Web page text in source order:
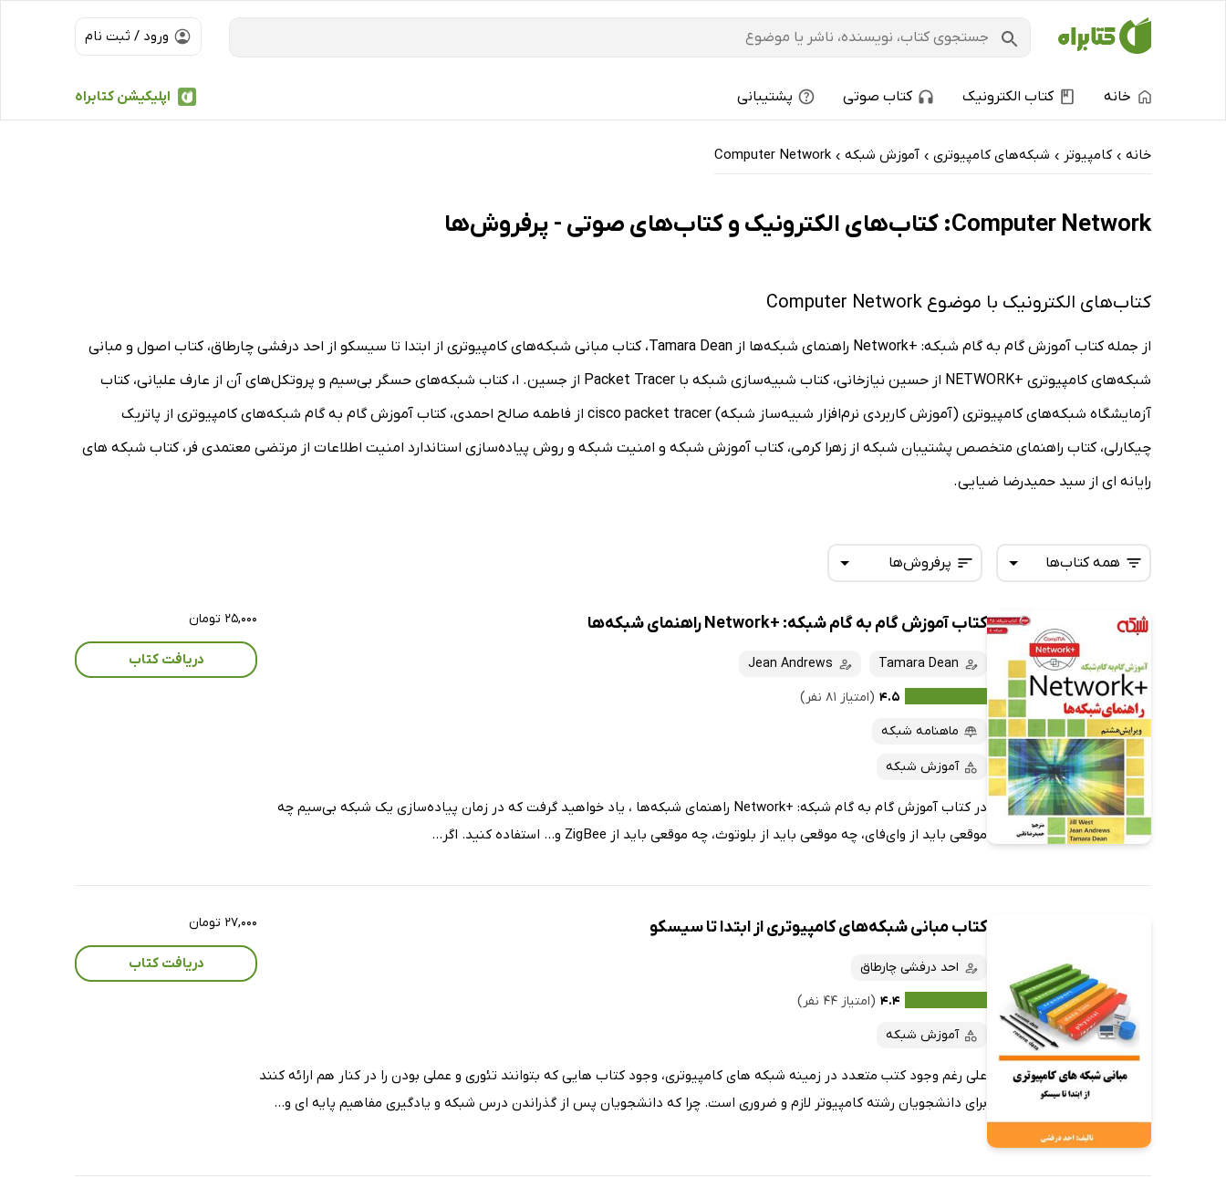
ورود / ثبت نام
اپلیکیشن کتابراه خانه کتاب الکترونیک کتاب صوتی پشتیبانی
خانه › کامپیوتر › شبکه‌های کامپیوتری › آموزش شبکه ›
Computer Network
Computer Network: کتاب‌های الکترونیک و کتاب‌های صوتی - پرفروش‌ها
کتاب‌های الکترونیک با موضوع Computer Network
از جمله کتاب آموزش گام به گام شبکه: +Network راهنمای شبکه‌ها از Tamara Dean، کتاب مبانی شبکه‌های کامپیوتری از ابتدا تا سیسکو از احد درفشی چارطاق، کتاب اصول و مبانی
شبکه‌های کامپیوتری +NETWORK از حسین نیازخانی، کتاب شبیه‌سازی شبکه با Packet Tracer از جسین. ا، کتاب شبکه‌های حسگر بی‌سیم و پروتکل‌های آن از عارف علیانی، کتاب
آزمایشگاه شبکه‌های کامپیوتری (آموزش کاربردی نرم‌افزار شبیه‌ساز شبکه) cisco packet tracer از فاطمه صالح احمدی، کتاب آموزش گام به گام شبکه‌های کامپیوتری از پاتریک
چیکارلی، کتاب راهنمای متخصص پشتیبان شبکه از زهرا کرمی، کتاب آموزش شبکه و امنیت شبکه و روش پیاده‌سازی استاندارد امنیت اطلاعات از مرتضی معتمدی فر، کتاب شبکه های
رایانه ای از سید حمیدرضا ضیایی.
پرفروش‌ها
تازه‌ها
داغ‌ترین‌ها
پربحث‌ها
ارزان ترین‌ها
همه کتاب‌ها
همه کتاب‌ها
کتاب‌های صوتی
کتاب‌های متنی
کتاب آموزش گام به گام شبکه: +Network راهنمای شبکه‌ها
Tamara Dean
Jean Andrews
۴.۵ (امتیاز ۸۱ نفر)
ماهنامه شبکه
آموزش شبکه
در کتاب آموزش گام به گام شبکه: +Network راهنمای شبکه‌ها ، یاد خواهید گرفت که در زمان پیاده‌سازی یک شبکه بی‌سیم چه
موقعی باید از وای‌فای، چه موقعی باید از بلوتوث، چه موقعی باید از ZigBee و... استفاده کنید. اگر...
۲۵,۰۰۰ تومان
دریافت کتاب
کتاب مبانی شبکه‌های کامپیوتری از ابتدا تا سیسکو
احد درفشی چارطاق
۴.۴ (امتیاز ۴۴ نفر)
آموزش شبکه
علی رغم وجود کتب متعدد در زمینه شبکه های کامپیوتری، وجود کتاب هایی که بتوانند تئوری و عملی بودن را در کنار هم ارائه کنند
برای دانشجویان رشته کامپیوتر لازم و ضروری است. چرا که دانشجویان پس از گذراندن درس شبکه و یادگیری مفاهیم پایه ای و...
۲۷,۰۰۰ تومان
دریافت کتاب